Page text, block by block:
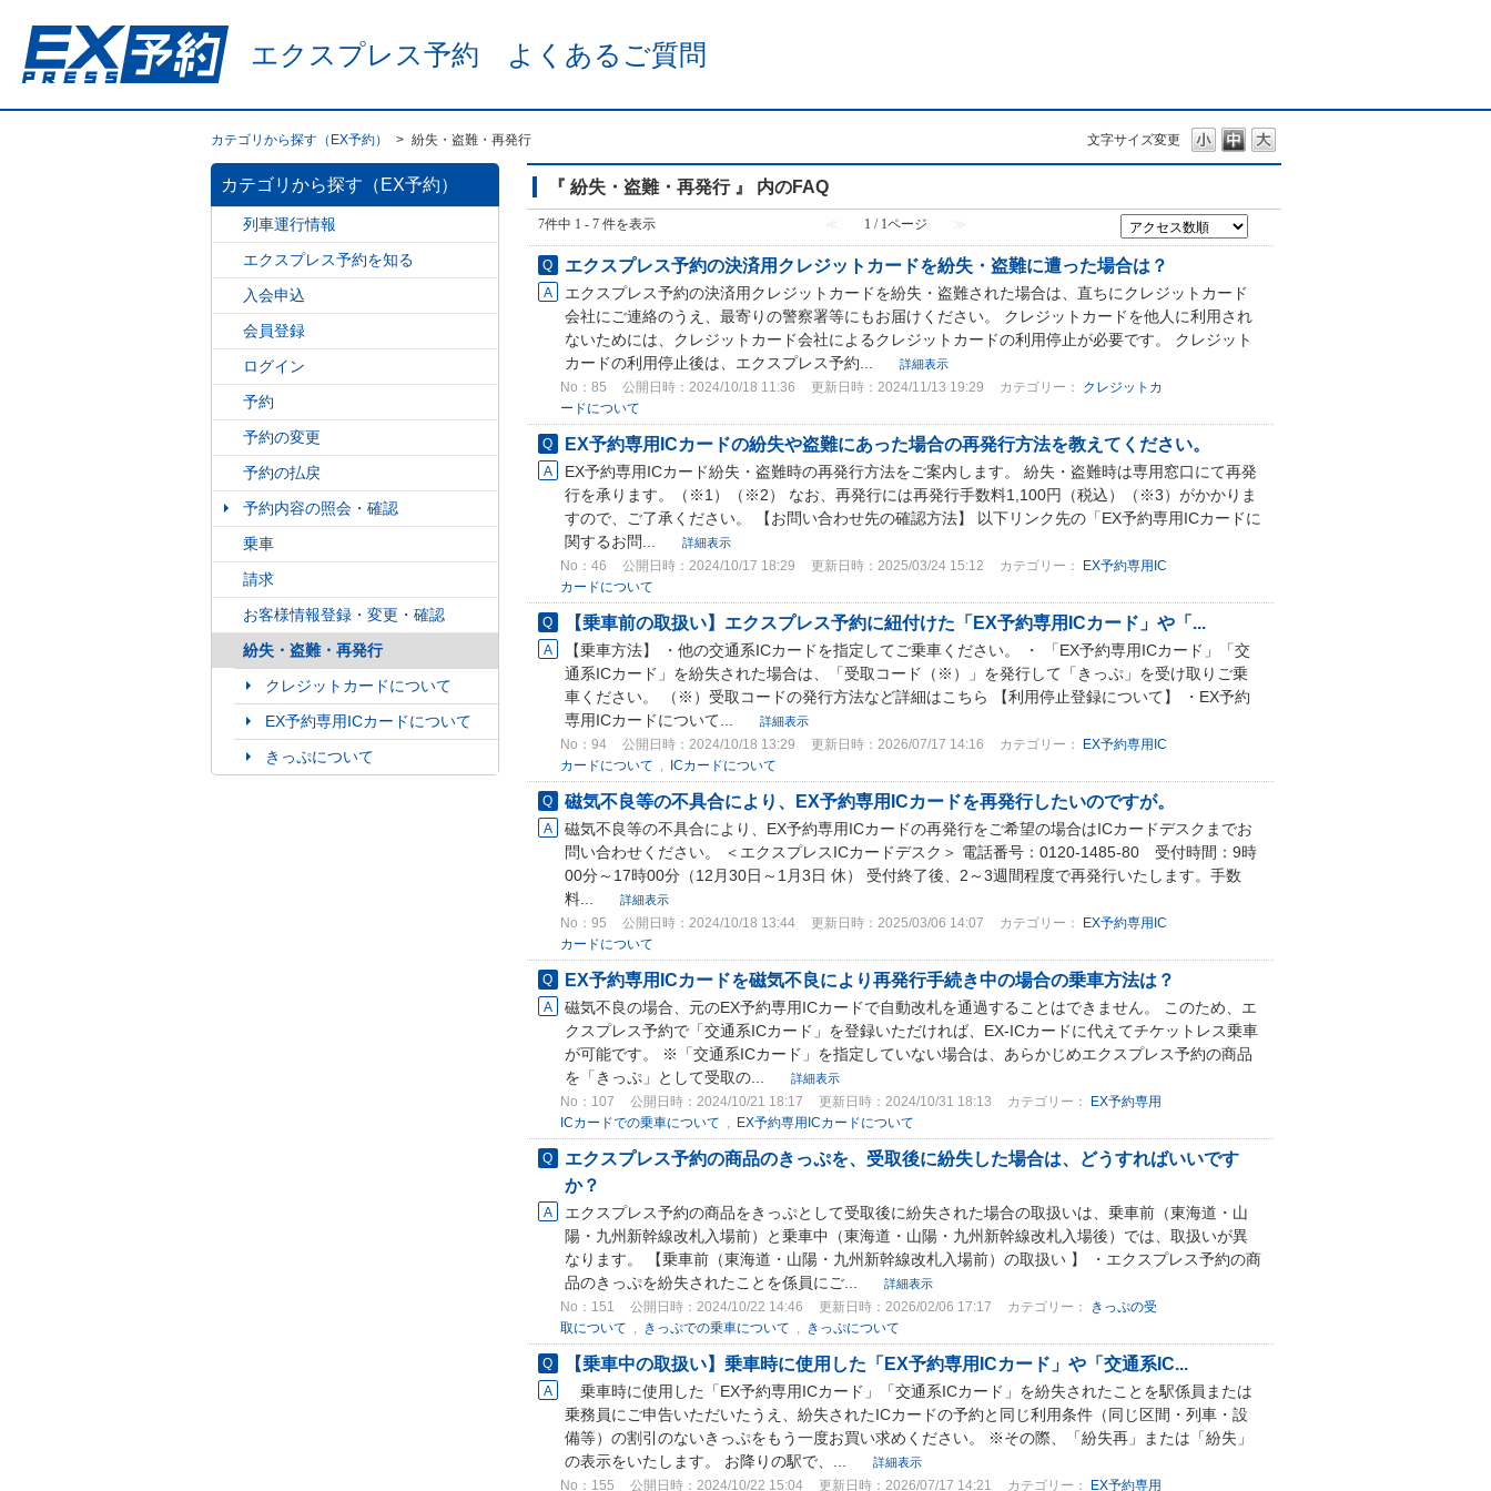
エクスプレス予約 よくあるご質問
文字サイズ変更
カテゴリから探す（EX予約） > 紛失・盗難・再発行
カテゴリから探す（EX予約）
列車運行情報
エクスプレス予約を知る
入会申込
会員登録
ログイン
予約
予約の変更
予約の払戻
予約内容の照会・確認
乗車
請求
お客様情報登録・変更・確認
紛失・盗難・再発行
クレジットカードについて
EX予約専用ICカードについて
きっぷについて
『 紛失・盗難・再発行 』 内のFAQ
7件中 1 - 7 件を表示 ≪ 1 / 1ページ ≫
エクスプレス予約の決済用クレジットカードを紛失・盗難に遭った場合は？
エクスプレス予約の決済用クレジットカードを紛失・盗難された場合は、直ちにクレジットカード
会社にご連絡のうえ、最寄りの警察署等にもお届けください。 クレジットカードを他人に利用され
ないためには、クレジットカード会社によるクレジットカードの利用停止が必要です。 クレジット
カードの利用停止後は、エクスプレス予約...
詳細表示
No：85 公開日時：2024/10/18 11:36 更新日時：2024/11/13 19:29 カテゴリー：
クレジットカ
ードについて
EX予約専用ICカードの紛失や盗難にあった場合の再発行方法を教えてください。
EX予約専用ICカード紛失・盗難時の再発行方法をご案内します。 紛失・盗難時は専用窓口にて再発
行を承ります。（※1）（※2） なお、再発行には再発行手数料1,100円（税込）（※3）がかかりま
すので、ご了承ください。 【お問い合わせ先の確認方法】 以下リンク先の「EX予約専用ICカードに
関するお問...
詳細表示
No：46 公開日時：2024/10/17 18:29 更新日時：2025/03/24 15:12 カテゴリー：
EX予約専用IC
カードについて
【乗車前の取扱い】エクスプレス予約に紐付けた「EX予約専用ICカード」や「...
【乗車方法】 ・他の交通系ICカードを指定してご乗車ください。 ・ 「EX予約専用ICカード」「交
通系ICカード」を紛失された場合は、「受取コード（※）」を発行して「きっぷ」を受け取りご乗
車ください。 （※）受取コードの発行方法など詳細はこちら 【利用停止登録について】 ・EX予約
専用ICカードについて...
詳細表示
No：94 公開日時：2024/10/18 13:29 更新日時：2026/07/17 14:16 カテゴリー：
EX予約専用IC
カードについて , ICカードについて
磁気不良等の不具合により、EX予約専用ICカードを再発行したいのですが。
磁気不良等の不具合により、EX予約専用ICカードの再発行をご希望の場合はICカードデスクまでお
問い合わせください。 ＜エクスプレスICカードデスク＞ 電話番号：0120-1485-80 受付時間：9時
00分～17時00分（12月30日～1月3日 休） 受付終了後、2～3週間程度で再発行いたします。手数
料...
詳細表示
No：95 公開日時：2024/10/18 13:44 更新日時：2025/03/06 14:07 カテゴリー：
EX予約専用IC
カードについて
EX予約専用ICカードを磁気不良により再発行手続き中の場合の乗車方法は？
磁気不良の場合、元のEX予約専用ICカードで自動改札を通過することはできません。 このため、エ
クスプレス予約で「交通系ICカード」を登録いただければ、EX-ICカードに代えてチケットレス乗車
が可能です。 ※「交通系ICカード」を指定していない場合は、あらかじめエクスプレス予約の商品
を「きっぷ」として受取の...
詳細表示
No：107 公開日時：2024/10/21 18:17 更新日時：2024/10/31 18:13 カテゴリー：
EX予約専用
ICカードでの乗車について , EX予約専用ICカードについて
エクスプレス予約の商品のきっぷを、受取後に紛失した場合は、どうすればいいです
か？
エクスプレス予約の商品をきっぷとして受取後に紛失された場合の取扱いは、乗車前（東海道・山
陽・九州新幹線改札入場前）と乗車中（東海道・山陽・九州新幹線改札入場後）では、取扱いが異
なります。 【乗車前（東海道・山陽・九州新幹線改札入場前）の取扱い 】 ・エクスプレス予約の商
品のきっぷを紛失されたことを係員にご...
詳細表示
No：151 公開日時：2024/10/22 14:46 更新日時：2026/02/06 17:17 カテゴリー：
きっぷの受
取について , きっぷでの乗車について , きっぷについて
【乗車中の取扱い】乗車時に使用した「EX予約専用ICカード」や「交通系IC...
乗車時に使用した「EX予約専用ICカード」「交通系ICカード」を紛失されたことを駅係員または
乗務員にご申告いただいたうえ、紛失されたICカードの予約と同じ利用条件（同じ区間・列車・設
備等）の割引のないきっぷをもう一度お買い求めください。 ※その際、「紛失再」または「紛失」
の表示をいたします。 お降りの駅で、...
詳細表示
No：155 公開日時：2024/10/22 15:04 更新日時：2026/07/17 14:21 カテゴリー： EX予約専用